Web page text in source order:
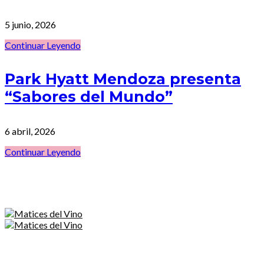
5 junio, 2026
Continuar Leyendo
Park Hyatt Mendoza presenta
“Sabores del Mundo”
6 abril, 2026
Continuar Leyendo